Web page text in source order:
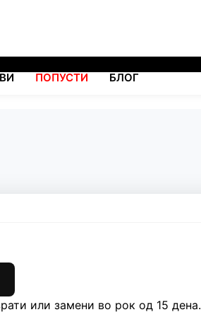
ПОПУСТИ БЛОГ
или замени во рок од 15 дена.